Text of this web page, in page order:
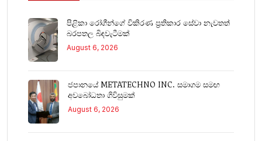
පිළිකා රෝගීන්ගේ විකිරණ ප්‍රතිකාර සේවා නැවතත්
බරපතල බිඳවැටීමක්
August 6, 2026
ජපානයේ METATECHNO INC. සමාගම සමඟ
අවබෝධතා ගිවිසුමක්
August 6, 2026